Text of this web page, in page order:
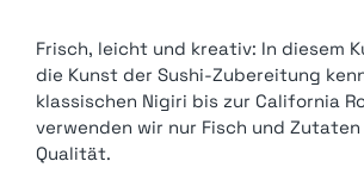
Frisch, leicht und kreativ: In diesem
die Kunst der Sushi-Zubereitung
klassischen Nigiri bis zur California
verwenden wir nur Fisch und
Qualität.